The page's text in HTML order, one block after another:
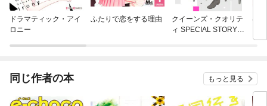
ドラマティック・アイ
ロニー
ふたりで恋をする理由
クイーンズ・クオリテ
ィ SPECIAL STORY B
は
同じ作者の本 もっと見る